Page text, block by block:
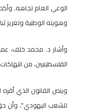
الوعي العام تجاهه.
وهويته الوطنية وتعزيز
وأشار د. محمد خلف،
الفلسطينيين، من